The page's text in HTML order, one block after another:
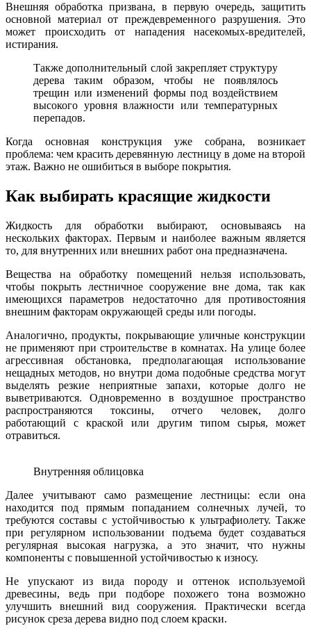
Внешняя обработка призвана, в первую очередь, защитить
основной материал от преждевременного разрушения. Это
может происходить от нападения насекомых-вредителей,
истирания.
Также дополнительный слой закрепляет структуру
дерева таким образом, чтобы не появлялось
трещин или изменений формы под воздействием
высокого уровня влажности или температурных
перепадов.
Когда основная конструкция уже собрана, возникает
проблема: чем красить деревянную лестницу в доме на второй
этаж. Важно не ошибиться в выборе покрытия.
Как выбирать красящие жидкости
Жидкость для обработки выбирают, основываясь на
нескольких факторах. Первым и наиболее важным является
то, для внутренних или внешних работ она предназначена.
Вещества на обработку помещений нельзя использовать,
чтобы покрыть лестничное сооружение вне дома, так как
имеющихся параметров недостаточно для противостояния
внешним факторам окружающей среды или погоды.
Аналогично, продукты, покрывающие уличные конструкции
не применяют при строительстве в комнатах. На улице более
агрессивная обстановка, предполагающая использование
нещадных методов, но внутри дома подобные средства могут
выделять резкие неприятные запахи, которые долго не
выветриваются. Одновременно в воздушное пространство
распространяются токсины, отчего человек, долго
работающий с краской или другим типом сырья, может
отравиться.
Внутренняя облицовка
Далее учитывают само размещение лестницы: если она
находится под прямым попаданием солнечных лучей, то
требуются составы с устойчивостью к ультрафиолету. Также
при регулярном использовании подъема будет создаваться
регулярная высокая нагрузка, а это значит, что нужны
компоненты с повышенной устойчивостью к износу.
Не упускают из вида породу и оттенок используемой
древесины, ведь при подборе похожего тона возможно
улучшить внешний вид сооружения. Практически всегда
рисунок среза дерева видно под слоем краски.